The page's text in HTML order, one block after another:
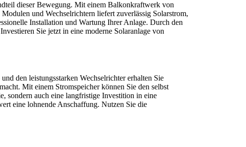
dieser Bewegung. Mit einem Balkonkraftwerk von
und Wechselrichtern liefert zuverlässig Solarstrom,
Installation und Wartung Ihrer Anlage. Durch den
Sie jetzt in eine moderne Solaranlage von
den leistungsstarken Wechselrichter erhalten Sie
Mit einem Stromspeicher können Sie den selbst
sondern auch eine langfristige Investition in eine
eine lohnende Anschaffung. Nutzen Sie die